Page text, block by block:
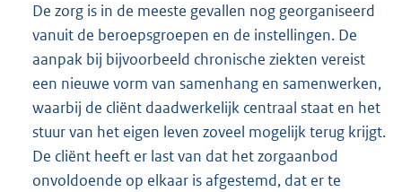
De zorg is in de meeste gevallen nog georganiseerd
vanuit de beroepsgroepen en de instellingen. De
aanpak bij bijvoorbeeld chronische ziekten vereist
een nieuwe vorm van samenhang en samenwerken,
waarbij de cliënt daadwerkelijk centraal staat en het
stuur van het eigen leven zoveel mogelijk terug krijgt.
De cliënt heeft er last van dat het zorgaanbod
onvoldoende op elkaar is afgestemd, dat er te